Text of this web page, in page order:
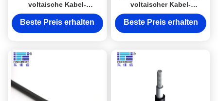
voltaische Kabel-
Niederspannung PVC-Hülle
1.5mm2 H1Z2Z2-K
Beste Preis erhalten
voltaischer Kabel-
Zwillings-Kern für
Kraftwerk
Beste Preis erhalten